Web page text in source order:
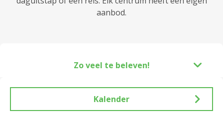
aanbod.
Zo veel te beleven!
Kalender